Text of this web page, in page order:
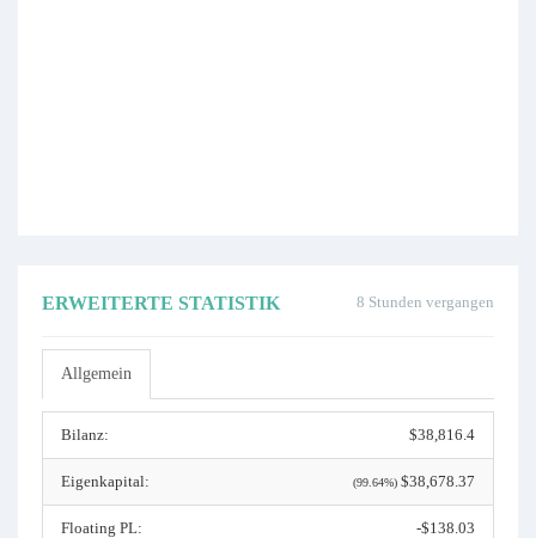
8 Stunden vergangen
ERWEITERTE STATISTIK
Allgemein
Bilanz: $38,816.4
Eigenkapital: (99.64%) $38,678.37
Floating PL: -$138.03